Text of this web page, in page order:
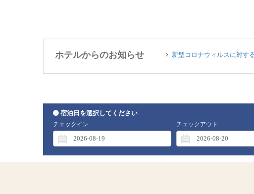
ホテルからのお知らせ 新型コロナウィルスに対す
宿泊日を選択してください
チェックイン チェックアウト